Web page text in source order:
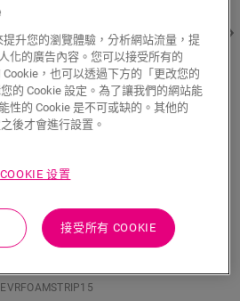
升您的瀏覽體驗，分析網站流量，提
化的廣告內容。您可以接受所有的
，也可以透過下方的「更改您的
的 Cookie 設定。為了讓我們的網站能
性的 Cookie 是不可或缺的。其他的
後才會進行設置。
COOKIE 设置
接受所有 COOKIE